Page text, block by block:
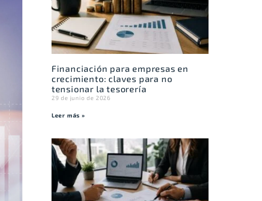
Financiación para empresas en
crecimiento: claves para no
tensionar la tesorería
29 de junio de 2026
Leer más »